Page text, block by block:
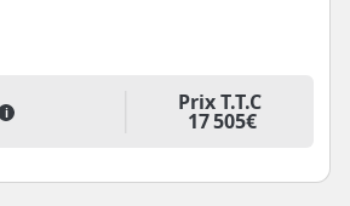
i Prix T.T.C
17 505€